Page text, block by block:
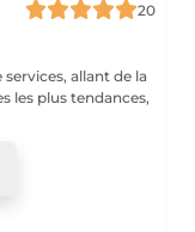
20
allant de la
les plus tendances,